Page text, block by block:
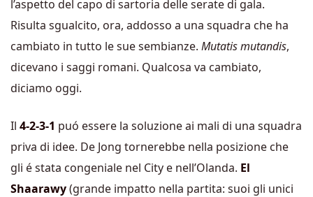
l’aspetto del capo di sartoria delle serate di gala.
Risulta sgualcito, ora, addosso a una squadra che ha
cambiato in tutto le sue sembianze. Mutatis mutandis,
dicevano i saggi romani. Qualcosa va cambiato,
diciamo oggi.
Il 4-2-3-1 puó essere la soluzione ai mali di una squadra
priva di idee. De Jong tornerebbe nella posizione che
gli é stata congeniale nel City e nell’Olanda. El
Shaarawy(grande impatto nella partita: suoi gli unici